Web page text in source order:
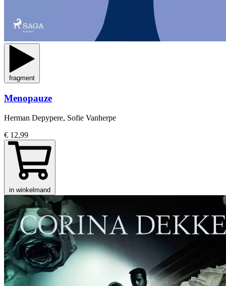
fragment
Menopauze
Herman Depypere, Sofie Vanherpe
€ 12,99
in winkelmand